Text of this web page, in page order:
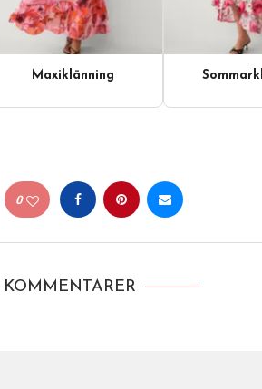
Maxiklänning
0
KOMMENTARER